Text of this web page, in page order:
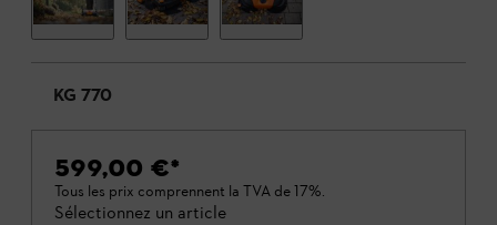
KG 770
599,00 €*
Tous les prix comprennent la TVA de 17%.
Sélectionnez un article